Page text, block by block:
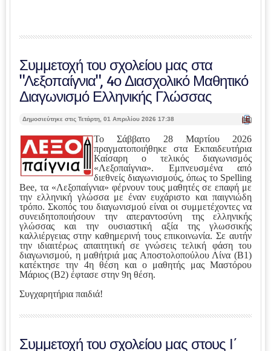
Συμμετοχή του σχολείου μας στα
"Λεξοπαίγνια", 4ο Διασχολικό Μαθητικό
Διαγωνισμό Ελληνικής Γλώσσας
| Ε
ύπ
ωσ
η |
Δημοσιεύτηκε στις Τετάρτη, 01 Απριλίου 2026 17:38
Το Σάββατο 28 Μαρτίου 2026
πραγματοποιήθηκε στα Εκπαιδευτήρια
Καίσαρη ο τελικός διαγωνισμός
«Λεξοπαίγνια». Εμπνευσμένα από
διεθνείς διαγωνισμούς, όπως το Spelling
Bee, τα «Λεξοπαίγνια» φέρνουν τους μαθητές σε επαφή με
την ελληνική γλώσσα με έναν ευχάριστο και παιγνιώδη
τρόπο. Σκοπός του διαγωνισμού είναι οι συμμετέχοντες να
συνειδητοποιήσουν την απεραντοσύνη της ελληνικής
γλώσσας και την ουσιαστική αξία της γλωσσικής
καλλιέργειας στην καθημερινή τους επικοινωνία. Σε αυτήν
την ιδιαιτέρως απαιτητική σε γνώσεις τελική φάση του
διαγωνισμού, η μαθήτριά μας Αποστολοπούλου Λίνα (Β1)
κατέκτησε την 4η θέση και ο μαθητής μας Μαστόρου
Μάριος (Β2) έφτασε στην 9η θέση.
Συγχαρητήρια παιδιά!
Συμμετοχή του σχολείου μας στους Ι΄